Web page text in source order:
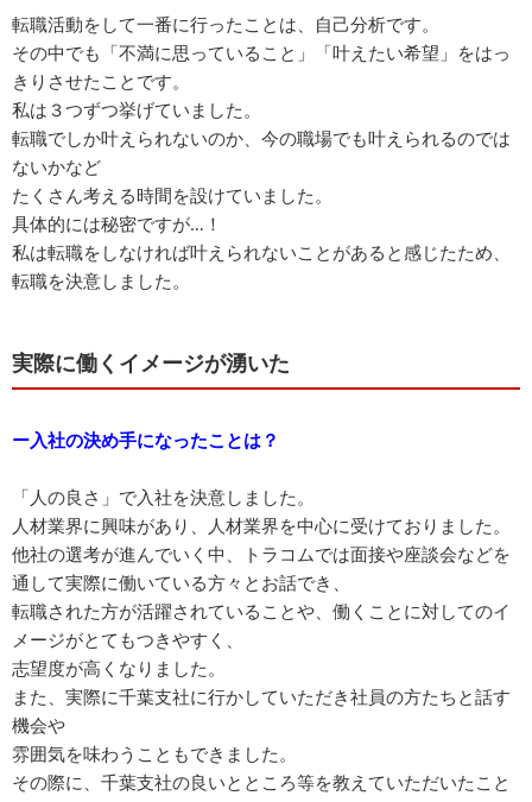
転職活動をして一番に行ったことは、自己分析です。
その中でも「不満に思っていること」「叶えたい希望」をはっ
きりさせたことです。
私は３つずつ挙げていました。
転職でしか叶えられないのか、今の職場でも叶えられるのでは
ないかなど
たくさん考える時間を設けていました。
具体的には秘密ですが…！
私は転職をしなければ叶えられないことがあると感じたため、
転職を決意しました。
実際に働くイメージが湧いた
ー入社の決め手になったことは？
「人の良さ」で入社を決意しました。
人材業界に興味があり、人材業界を中心に受けておりました。
他社の選考が進んでいく中、トラコムでは面接や座談会などを
通して実際に働いている方々とお話でき、
転職された方が活躍されていることや、働くことに対してのイ
メージがとてもつきやすく、
志望度が高くなりました。
また、実際に千葉支社に行かしていただき社員の方たちと話す
機会や
雰囲気を味わうこともできました。
その際に、千葉支社の良いとところ等を教えていただいたこと